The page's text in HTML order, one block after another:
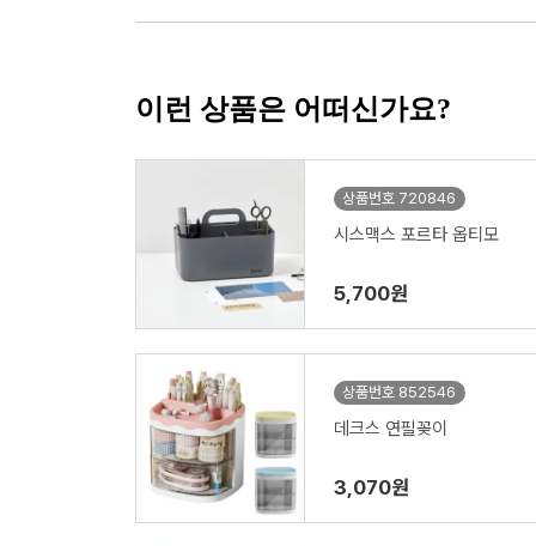
이런 상품은 어떠신가요?
상품번호 720846
시스맥스 포르타 옵티모
5,700원
상품번호 852546
데크스 연필꽂이
3,070원